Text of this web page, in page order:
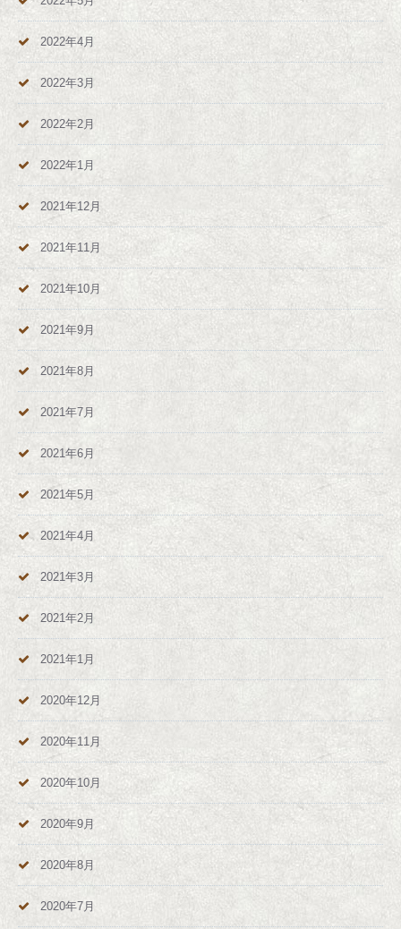
2022年4月
2022年3月
2022年2月
2022年1月
2021年12月
2021年11月
2021年10月
2021年9月
2021年8月
2021年7月
2021年6月
2021年5月
2021年4月
2021年3月
2021年2月
2021年1月
2020年12月
2020年11月
2020年10月
2020年9月
2020年8月
2020年7月